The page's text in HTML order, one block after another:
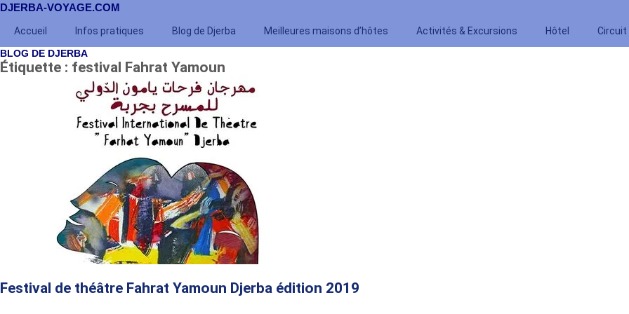
DJERBA-VOYAGE.COM
Accueil Infos pratiques Blog de Djerba Meilleures maisons d’hôtes Activités & Excursions Hôtel Circuit
BLOG DE DJERBA
Étiquette : festival Fahrat Yamoun
Festival de théâtre Fahrat Yamoun Djerba édition 2019